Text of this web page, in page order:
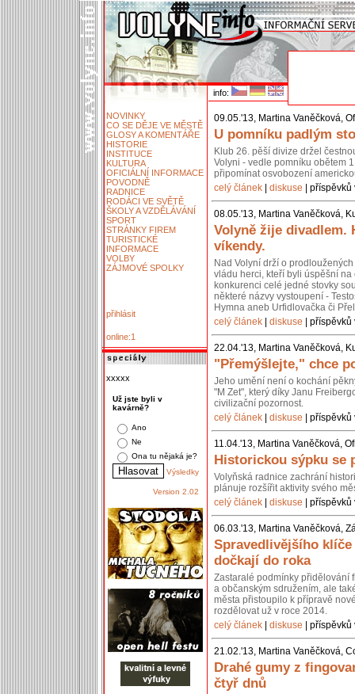
info:
NOVINKY
CO SE DĚJE VE MĚSTĚ
GLOSY A KOMENTÁŘE
HISTORIE
INSTITUCE
KULTURA
OFICIÁLNÍ INFORMACE
POVODNĚ
RADNICE
RODÁCI VE SVĚTĚ
ŠKOLY A VZDĚLÁVÁNÍ
SPORT
STRÁNKY FIREM
TURISTICKÉ
INFORMACE
VOLBY
ZÁJMOVÉ SPOLKY
přihlásit
online:1
xxxxx
Už jste byli v
kavárně?
Ano
Ne
Ona tu nějaká je?
Výsledky
Version 2.02
09.05.'13, Martina Vaněčková,
U pomníku padlým
Klub 26. pěší divize držel
Volyni - vedle pomníku obětem
připomínat osvobození
celý článek
diskuse |
08.05.'13, Martina Vaněčková,
Volyně žije divadlem.
víkendy.
Nad Volyní drží o
vládu herci, kteří byli úspěšní
konkurenci celé jedné stovky
některé názvy vystoupení -
Hymna aneb Urfidlovačka či
celý článek
diskuse |
22.04.'13, Martina Vaněčková,
"Přemýšlejte," chce
Jeho umění není o kochání
"M Zet", který díky Janu
civilizační pozornost.
celý článek
diskuse |
11.04.'13, Martina Vaněčková,
Historickou sýpku se
Volyňská radnice zachrání
plánuje rozšířit aktivity svého
celý článek
diskuse |
06.03.'13, Martina Vaněčková,
Spravedlivějšího
dočkají do roka
Zastaralé podmínky přidělování
a občanským sdružením, ale
města přistoupilo k přípravě
rozdělovat už v roce 2014.
celý článek
diskuse |
21.02.'13, Martina Vaněčková,
Drahé gumy z
čtyř dnů